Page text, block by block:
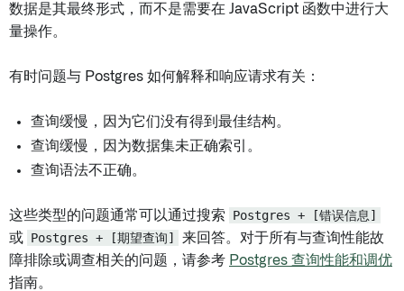
数据是其最终形式，而不是需要在 JavaScript 函数中进行大
量操作。
有时问题与 Postgres 如何解释和响应请求有关：
查询缓慢，因为它们没有得到最佳结构。
查询缓慢，因为数据集未正确索引。
查询语法不正确。
这些类型的问题通常可以通过搜索
Postgres + [错误信息]
或 Postgres + [期望查询]
来回答。对于所有与查询性能故
障排除或调查相关的问题，请参考 Postgres 查询性能和调优
指南。